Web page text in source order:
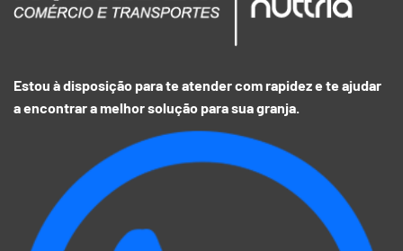
Estou à disposição para te atender com rapidez e te ajudar
a encontrar a melhor solução para sua granja.